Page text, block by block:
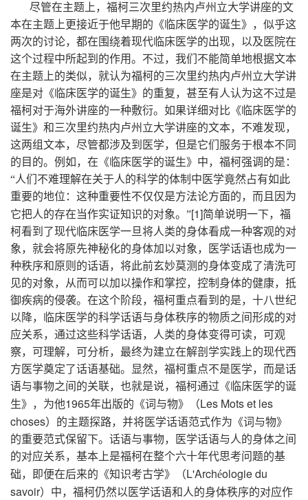
尽管在主题上，福柯三次里约热内卢州立大学讲座的文
本在主题上更接近于他早期的《临床医学的诞生》，似乎这
两次的讨论，都在围绕着现代临床医学的出现，以及医院在
这个过程中所起到的作用。不过，我们不能简单地根据文本
在主题上的类似，就认为福柯的三次里约热内卢州立大学讲
座是对《临床医学的诞生》的重复，甚至有人认为这不过是
福柯对于海外讲座的一种敷衍。如果详细对比《临床医学的
诞生》和三次里约热内卢州立大学讲座的文本，不难发现，
这两组文本，尽管都涉及到医学，但是它们服务于根本不同
的目的。例如，在《临床医学的诞生》中，福柯强调的是：
“人们不难理解在关于人的科学的体制中医学竟然占有如此
重要的地位：这种重要性不仅仅是方法论方面的，而且因为
它把人的存在当作实证知识的对象。”[1]简单说明一下，福
柯看到了现代临床医学一旦将人类的身体看成一种客观的对
象，就会将原先神秘化的身体加以对象，医学话语也成为一
种秩序和原则的话语，将此前玄妙莫测的身体变成了清洗可
见的对象，从而可以加以操作和掌控，控制身体的健康，抵
御疾病的侵袭。在这个阶段，福柯重点看到的是，十八世纪
以降，临床医学的科学话语与身体秩序的物质之间形成的对
应关系，通过这些科学话语，人类的身体变得可读，可观
察，可理解，可分析，最终为建立在解剖学实践上的现代西
方医学奠定了话语基础。显然，福柯重点不是医学，而是话
语与事物之间的关联，也就是说，福柯通过《临床医学的诞
生》，为他1965年出版的《词与物》（Les Mots et les
choses）的主题探路，并将医学话语范式作为《词与物》
的重要范式保留下。话语与事物，医学话语与人的身体之间
的对应关系，基本上是福柯在整个六十年代思考问题的基
础，即便在后来的《知识考古学》（L'Archéologie du
savoir）中，福柯仍然以医学话语和人的身体秩序的对应作